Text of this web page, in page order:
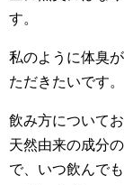
す。
私のように体臭
ただきたいです。
飲み方について
天然由来の成分
で、いつ飲んで